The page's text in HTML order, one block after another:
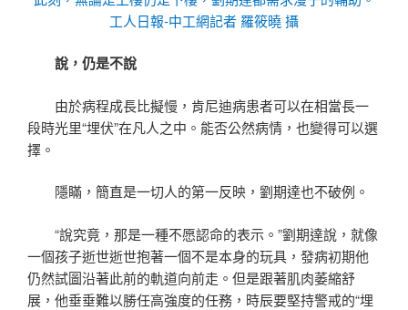
工人日報-中工網記者 羅筱曉 攝
說，仍是不說
由於病程成長比擬慢，肯尼迪病患者可以在相當長一
段時光里“埋伏”在凡人之中。能否公然病情，也變得可以選
擇。
隱瞞，簡直是一切人的第一反映，劉期達也不破例。
“說究竟，那是一種不愿認命的表示。”劉期達說，就像
一個孩子逝世逝世抱著一個不是本身的玩具，發病初期他
仍然試圖沿著此前的軌道向前走。但是跟著肌肉萎縮舒
展，他垂垂難以勝任高強度的任務，時辰要堅持警戒的“埋